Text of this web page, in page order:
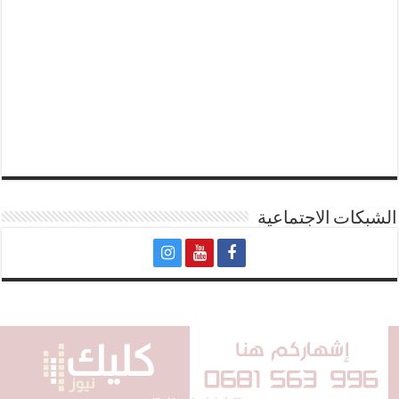
الشبكات الاجتماعية